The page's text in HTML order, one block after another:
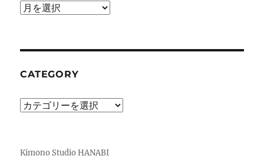
ARCHIVE
CATEGORY
CATEGORY
Kimono Studio HANABI